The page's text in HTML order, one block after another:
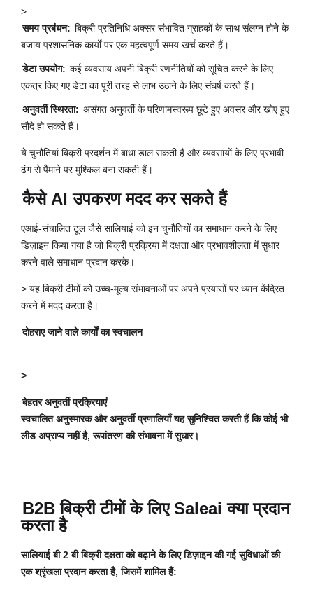
>
समय प्रबंधन: बिक्री प्रतिनिधि अक्सर संभावित ग्राहकों के साथ संलग्न होने के
बजाय प्रशासनिक कार्यों पर एक महत्वपूर्ण समय खर्च करते हैं।
डेटा उपयोग: कई व्यवसाय अपनी बिक्री रणनीतियों को सूचित करने के लिए
एकत्र किए गए डेटा का पूरी तरह से लाभ उठाने के लिए संघर्ष करते हैं।
अनुवर्ती स्थिरता: असंगत अनुवर्ती के परिणामस्वरूप छूटे हुए अवसर और खोए हुए
सौदे हो सकते हैं।
ये चुनौतियां बिक्री प्रदर्शन में बाधा डाल सकती हैं और व्यवसायों के लिए प्रभावी
ढंग से पैमाने पर मुश्किल बना सकती हैं।
कैसे AI उपकरण मदद कर सकते हैं
एआई-संचालित टूल जैसे सालियाई को इन चुनौतियों का समाधान करने के लिए
डिज़ाइन किया गया है जो बिक्री प्रक्रिया में दक्षता और प्रभावशीलता में सुधार
करने वाले समाधान प्रदान करके।
> यह बिक्री टीमों को उच्च-मूल्य संभावनाओं पर अपने प्रयासों पर ध्यान केंद्रित
करने में मदद करता है।
दोहराए जाने वाले कार्यों का स्वचालन
>
बेहतर अनुवर्ती प्रक्रियाएं
स्वचालित अनुस्मारक और अनुवर्ती प्रणालियाँ यह सुनिश्चित करती हैं कि कोई भी
लीड अप्राप्य नहीं है, रूपांतरण की संभावना में सुधार।
B2B बिक्री टीमों के लिए Saleai क्या प्रदान
करता है
सालियाई बी 2 बी बिक्री दक्षता को बढ़ाने के लिए डिज़ाइन की गई सुविधाओं की
एक श्रृंखला प्रदान करता है, जिसमें शामिल हैं: